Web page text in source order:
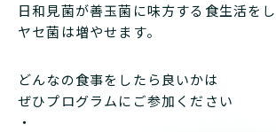
日和見菌が善玉菌に味方する食生活を
ヤセ菌は増やせます。
どんなの食事をしたら良いかは
ぜひプログラムにご参加ください
・